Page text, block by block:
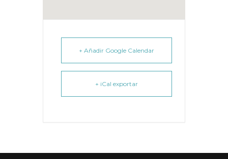
+ Añadir Google Calendar
+ iCal exportar